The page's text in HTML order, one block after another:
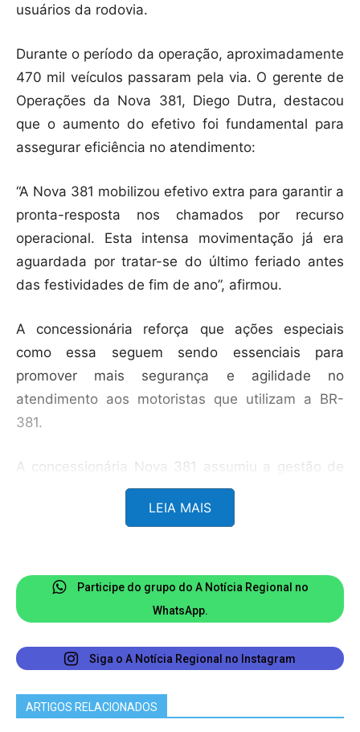
usuários da rodovia.
Durante o período da operação, aproximadamente
470 mil veículos passaram pela via. O gerente de
Operações da Nova 381, Diego Dutra, destacou
que o aumento do efetivo foi fundamental para
assegurar eficiência no atendimento:
“A Nova 381 mobilizou efetivo extra para garantir a
pronta-resposta nos chamados por recurso
operacional. Esta intensa movimentação já era
aguardada por tratar-se do último feriado antes
das festividades de fim de ano”, afirmou.
A concessionária reforça que ações especiais
como essa seguem sendo essenciais para
promover mais segurança e agilidade no
atendimento aos motoristas que utilizam a BR-
381.
A concessionária Nova 381 assumiu a gestão de
parte da rodovia em fevereiro deste ano, sendo
atualmente responsável pelo trecho que vai do
município de Caeté, na região metropolitana de
Belo Horizonte. Sob a jurisdição da
corta o Médio Piracicaba, passando pelos
Monlevade, São Gonçalo do Rio Abaixo, Barão de
Cocais e Bom Jesus do Amparo.
LEIA MAIS
Participe do grupo do A Notícia Regional no
WhatsApp.
Siga o A Notícia Regional no Instagram
ARTIGOS RELACIONADOS